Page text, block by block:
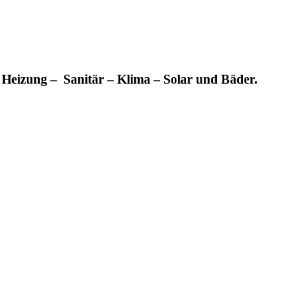
Heizung – Sanitär – Klima – Solar und Bäder.